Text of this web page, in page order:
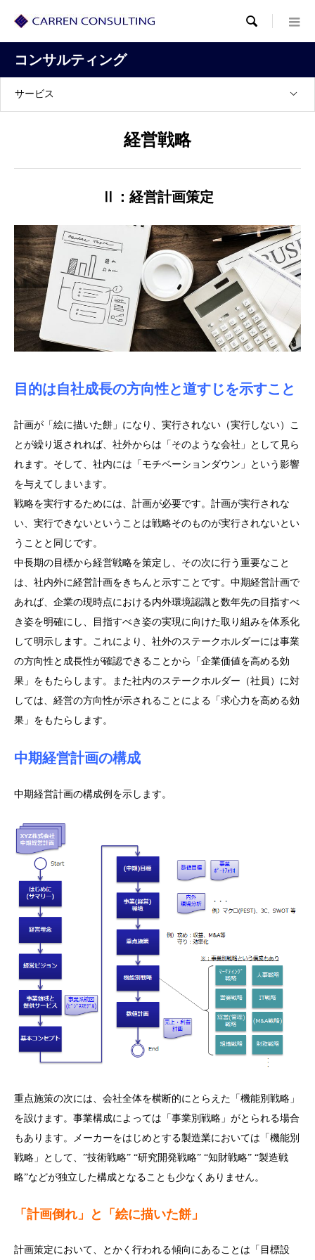

コンサルティング
サービス
経営戦略
Ⅱ：経営計画策定
目的は自社成長の方向性と道すじを示すこと
計画が「絵に描いた餅」になり、実行されない（実行しない）こ
とが繰り返されれば、社外からは「そのような会社」として見ら
れます。そして、社内には「モチベーションダウン」という影響
を与えてしまいます。
戦略を実行するためには、計画が必要です。計画が実行されな
い、実行できないということは戦略そのものが実行されないとい
うことと同じです。
中長期の目標から経営戦略を策定し、その次に行う重要なこと
は、社内外に経営計画をきちんと示すことです。中期経営計画で
あれば、企業の現時点における内外環境認識と数年先の目指すべ
き姿を明確にし、目指すべき姿の実現に向けた取り組みを体系化
して明示します。これにより、社外のステークホルダーには事業
の方向性と成長性が確認できることから「企業価値を高める効
果」をもたらします。また社内のステークホルダー（社員）に対
しては、経営の方向性が示されることによる「求心力を高める効
果」をもたらします。
中期経営計画の構成
中期経営計画の構成例を示します。
重点施策の次には、会社全体を横断的にとらえた「機能別戦略」
を設けます。事業構成によっては「事業別戦略」がとられる場合
もあります。メーカーをはじめとする製造業においては「機能別
戦略」として、”技術戦略” “研究開発戦略” “知財戦略” “製造戦
略”などが独立した構成となることも少なくありません。
「計画倒れ」と 「絵に描いた餅」
計画策定において、とかく行われる傾向にあることは「目標設